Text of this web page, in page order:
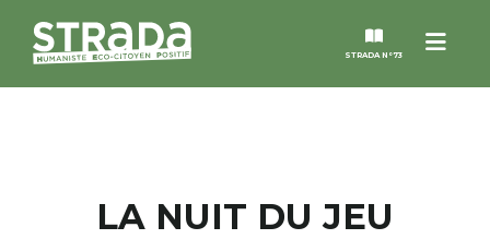
Menu
STRADA N°73
MAGAZINESLA NUIT DU JEU